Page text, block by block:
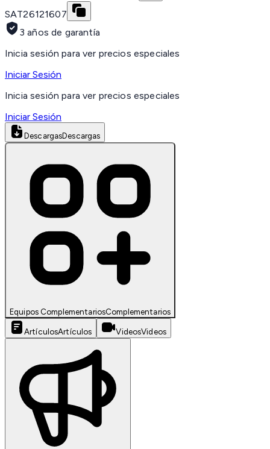
SAT26121607
3 años de garantía
Inicia sesión para ver precios especiales
Iniciar Sesión
Inicia sesión para ver precios especiales
Iniciar Sesión
DescargasDescargas
Equipos ComplementariosComplementarios
ArtículosArtículos VideosVideos